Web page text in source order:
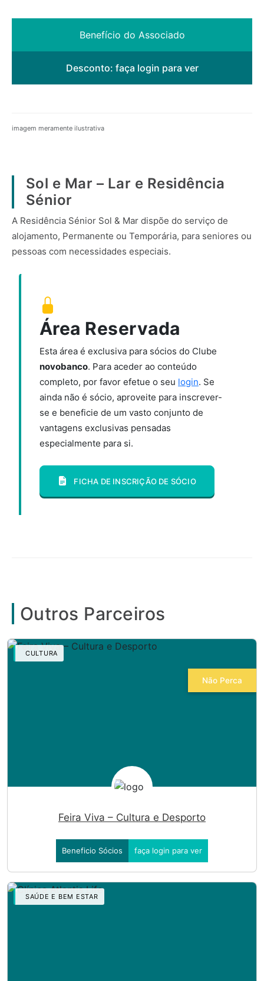
Benefício do Associado
Desconto: faça login para ver
imagem meramente ilustrativa
Sol e Mar – Lar e Residência
Sénior
A Residência Sénior Sol & Mar dispõe do serviço de
alojamento, Permanente ou Temporária, para seniores ou
pessoas com necessidades especiais.
Área Reservada
Esta área é exclusiva para sócios do Clube
novobanco. Para aceder ao conteúdo
completo, por favor efetue o seu login. Se
ainda não é sócio, aproveite para inscrever-
se e beneficie de um vasto conjunto de
vantagens exclusivas pensadas
especialmente para si.
FICHA DE INSCRIÇÃO DE SÓCIO
Outros Parceiros
Não Perca
CULTURA
Feira Viva – Cultura e Desporto
Beneficio Sócios faça login para ver
SAÚDE E BEM ESTAR